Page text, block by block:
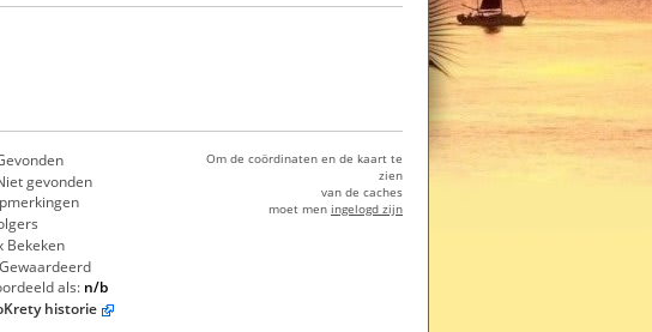
gevonden
Bekeken
als: n/b
historie
Om de coördinaten en de kaart te
zien
van de caches
moet men ingelogd zijn